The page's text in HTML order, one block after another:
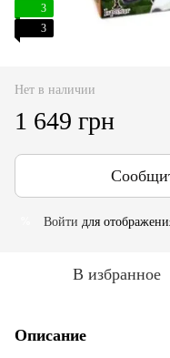
3
3
Нет в наличии
1 649 грн
Войти для
В избранное
Описание